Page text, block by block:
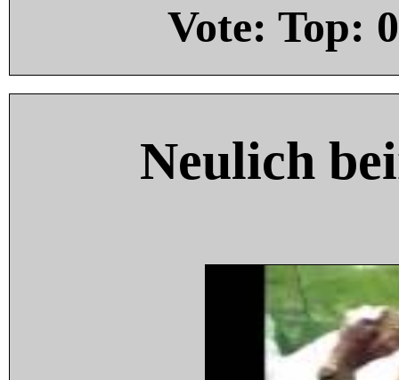
Vote: Top: 0
Neulich